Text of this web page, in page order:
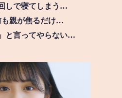
しで寝てしまう…
も親が焦るだけ…
と言ってやらない…